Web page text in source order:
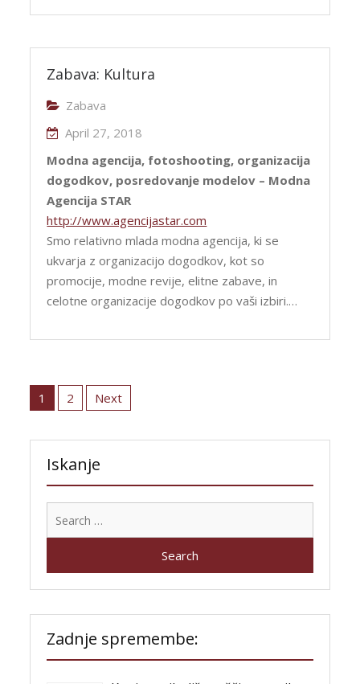
Zabava: Kultura
Zabava
April 27, 2018
Modna agencija, fotoshooting, organizacija
dogodkov, posredovanje modelov – Modna
Agencija STAR
http://www.agencijastar.com
Smo relativno mlada modna agencija, ki se
ukvarja z organizacijo dogodkov, kot so
promocije, modne revije, elitne zabave, in
celotne organizacije dogodkov po vaši izbiri.…
Posts
pagination
1 2 Next
Iskanje
Zadnje spremembe: